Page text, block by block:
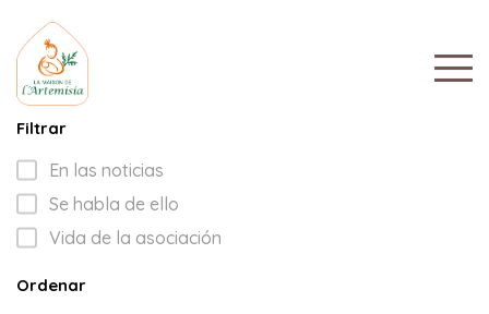
Filtrar
En las noticias
Se habla de ello
Vida de la asociación
Ordenar